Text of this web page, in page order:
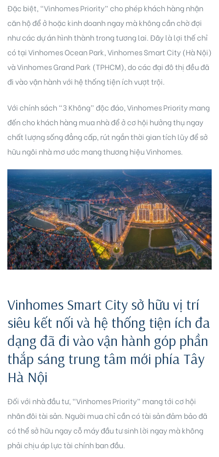
Đặc biệt, “Vinhomes Priority” cho phép khách hàng nhận
căn hộ để ở hoặc kinh doanh ngay mà không cần chờ đợi
như các dự án hình thành trong tương lai. Đây là lợi thế chỉ
có tại Vinhomes Ocean Park, Vinhomes Smart City (Hà Nội)
và Vinhomes Grand Park (TPHCM), do các đại đô thị đều đã
đi vào vận hành với hệ thống tiện ích vượt trội.
Với chính sách “3 Không” độc đáo, Vinhomes Priority mang
đến cho khách hàng mua nhà để ở cơ hội hưởng thụ ngay
chất lượng sống đẳng cấp, rút ngắn thời gian tích lũy để sở
hữu ngôi nhà mơ ước mang thương hiệu Vinhomes.
Vinhomes Smart City sở hữu vị trí
siêu kết nối và hệ thống tiện ích đa
dạng đã đi vào vận hành góp phần
thắp sáng trung tâm mới phía Tây
Hà Nội
Đối với nhà đầu tư, “Vinhomes Priority” mang tới cơ hội
nhân đôi tài sản. Người mua chỉ cần có tài sản đảm bảo đã
có thể sở hữu ngay cỗ máy đầu tư sinh lời ngay mà không
phải chịu áp lực tài chính ban đầu.